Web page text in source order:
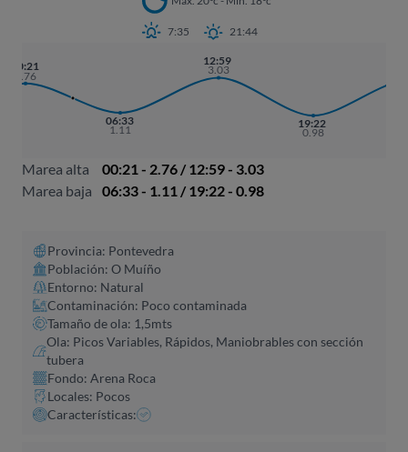
7:35 21:44
00:21
2.76
06:33
1.11
12:59
3.03
19:22
0.98
Marea alta
00:21 - 2.76 / 12:59 - 3.03
Marea baja
06:33 - 1.11 / 19:22 - 0.98
Provincia: Pontevedra
Población: O Muíño
Entorno: Natural
Contaminación: Poco contaminada
Tamaño de ola: 1,5mts
Ola: Picos Variables, Rápidos, Maniobrables con sección
tubera
Fondo: Arena Roca
Locales: Pocos
Características: